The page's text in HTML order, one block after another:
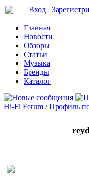
Вход
Главная
Новости
Обзоры
Статьи
Музыка
Бренды
Каталог
Hi-Fi Forum / Профиль
reyd